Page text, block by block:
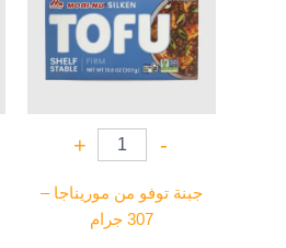
-
+
جبنة توفو من موريناجا –
307 جرام